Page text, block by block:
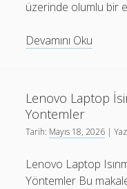
Youtube Yorum Kasma
üzerinde olumlu bir
Devamını Oku
Neden
Lenovo Laptop
Yontemler
Tarih: Mayıs 18, 2026 |
Lenovo Laptop
Yöntemler Bu